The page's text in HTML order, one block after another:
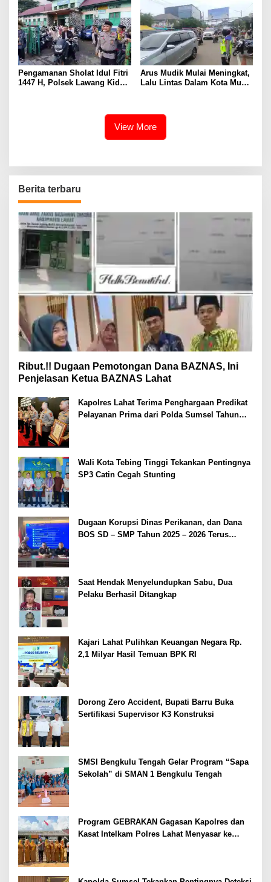
Pengamanan Sholat Idul Fitri
1447 H, Polsek Lawang Kidul
Arus Mudik Mulai Meningkat,
Lalu Lintas Dalam Kota Muara
View More
Berita terbaru
Ribut.!! Dugaan Pemotongan Dana BAZNAS, Ini
Penjelasan Ketua BAZNAS Lahat
Kapolres Lahat Terima Penghargaan Predikat
Pelayanan Prima dari Polda Sumsel Tahun
Wali Kota Tebing Tinggi Tekankan Pentingnya
SP3 Catin Cegah Stunting
Dugaan Korupsi Dinas Perikanan, dan Dana
BOS SD – SMP Tahun 2025 – 2026 Terus
Saat Hendak Menyelundupkan Sabu, Dua
Pelaku Berhasil Ditangkap
Kajari Lahat Pulihkan Keuangan Negara Rp.
2,1 Milyar Hasil Temuan BPK RI
Dorong Zero Accident, Bupati Barru Buka
Sertifikasi Supervisor K3 Konstruksi
SMSI Bengkulu Tengah Gelar Program “Sapa
Sekolah” di SMAN 1 Bengkulu Tengah
Program GEBRAKAN Gagasan Kapolres dan
Kasat Intelkam Polres Lahat Menyasar ke